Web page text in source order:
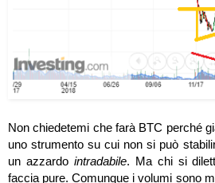
Non chiedetemi che farà BTC perché
uno strumento su cui non si può
un azzardo intradabile. Ma chi si
faccia pure. Comunque i volumi sono